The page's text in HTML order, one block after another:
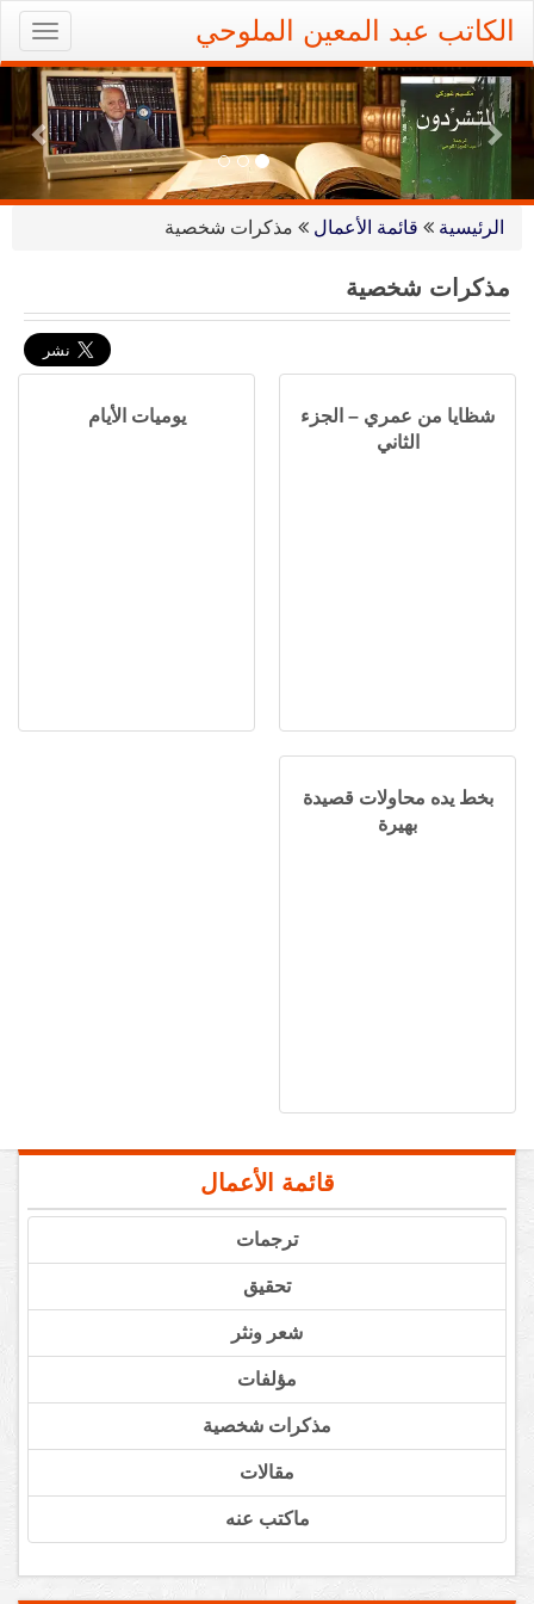
content
الكاتب عبد المعين الملوحي
Next
الرئيسية قائمة الأعمال مذكرات شخصية
مذكرات شخصية
شظايا من عمري – الجزء
الثاني
يوميات الأيام
بخط يده محاولات قصيدة
بهيرة
قائمة الأعمال
ترجمات
تحقيق
شعر ونثر
مؤلفات
مذكرات شخصية
مقالات
ماكتب عنه